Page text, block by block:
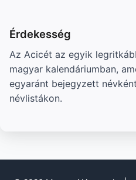
Érdekesség
Az Acicét az egyik
magyar kalendáriumban,
egyaránt bejegyzett
névlistákon.